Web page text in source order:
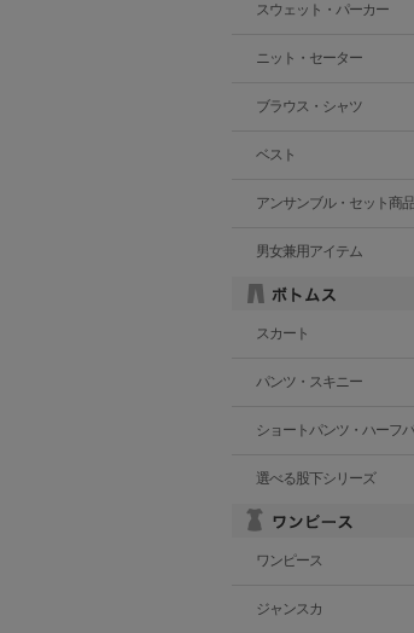
スウェット・パーカー
ニット・セーター
ブラウス・シャツ
ベスト
アンサンブル・セット商品
男女兼用アイテム
スカート
パンツ・スキニー
ショートパンツ・ハーフ
選べる股下シリーズ
ワンピース
ジャンスカ